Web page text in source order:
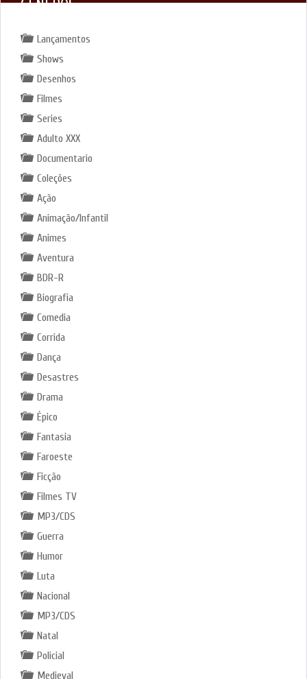
GÊNEROS
Lançamentos
Shows
Desenhos
Filmes
Series
Adulto XXX
Documentario
Coleções
Ação
Animação/Infantil
Animes
Aventura
BDR-R
Biografia
Comedia
Corrida
Dança
Desastres
Drama
Épico
Fantasia
Faroeste
Ficção
Filmes TV
MP3/CDS
Guerra
Humor
Luta
Nacional
MP3/CDS
Natal
Policial
Medieval